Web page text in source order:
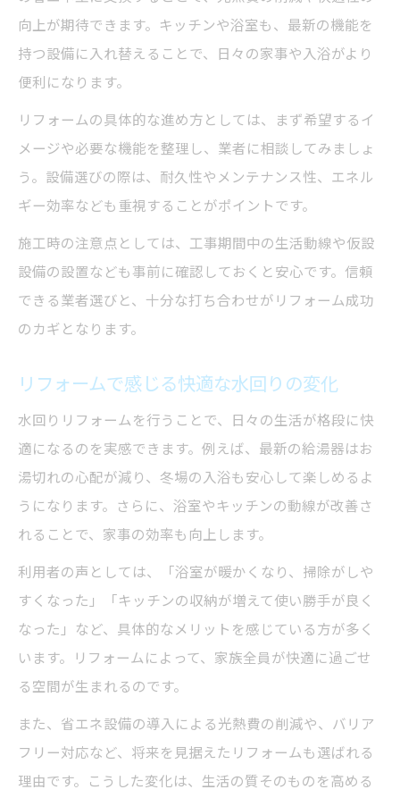
向上が期待できます。キッチンや浴室も、最新の機能を
持つ設備に入れ替えることで、日々の家事や入浴がより
便利になります。
リフォームの具体的な進め方としては、まず希望するイ
メージや必要な機能を整理し、業者に相談してみましょ
う。設備選びの際は、耐久性やメンテナンス性、エネル
ギー効率なども重視することがポイントです。
施工時の注意点としては、工事期間中の生活動線や仮設
設備の設置なども事前に確認しておくと安心です。信頼
できる業者選びと、十分な打ち合わせがリフォーム成功
のカギとなります。
リフォームで感じる快適な水回りの変化
水回りリフォームを行うことで、日々の生活が格段に快
適になるのを実感できます。例えば、最新の給湯器はお
湯切れの心配が減り、冬場の入浴も安心して楽しめるよ
うになります。さらに、浴室やキッチンの動線が改善さ
れることで、家事の効率も向上します。
利用者の声としては、「浴室が暖かくなり、掃除がしや
すくなった」「キッチンの収納が増えて使い勝手が良く
なった」など、具体的なメリットを感じている方が多く
います。リフォームによって、家族全員が快適に過ごせ
る空間が生まれるのです。
また、省エネ設備の導入による光熱費の削減や、バリア
フリー対応など、将来を見据えたリフォームも選ばれる
理由です。こうした変化は、生活の質そのものを高める